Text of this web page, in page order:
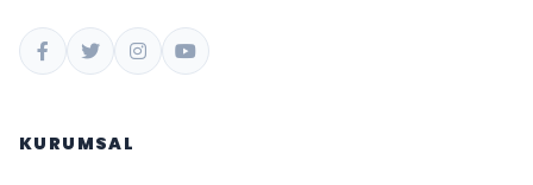
KURUMSAL